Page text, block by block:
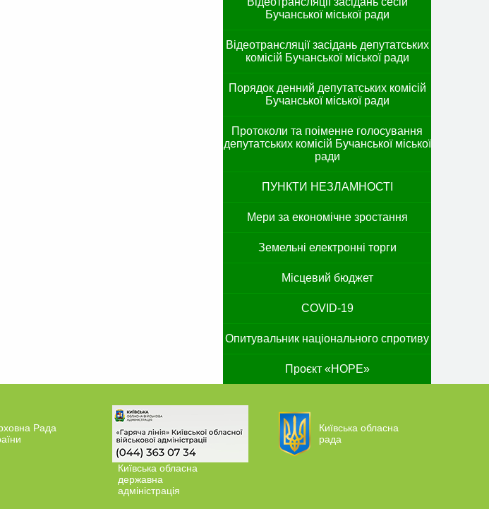
Бучанської міської ради
Відеотрансляції засідань депутатських
комісій Бучанської міської ради
Порядок денний депутатських комісій
Бучанської міської ради
Протоколи та поіменне голосування
депутатських комісій Бучанської міської
ради
ПУНКТИ НЕЗЛАМНОСТІ
Мери за економічне зростання
Земельні електронні торги
Місцевий бюджет
COVID-19
Опитувальник національного спротиву
Проєкт «HOPE»
Рада
Київська обласна
державна
адміністрація
Київська обласна
рада